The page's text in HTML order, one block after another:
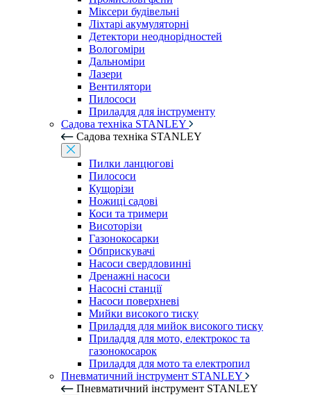
Міксери будівельні
Ліхтарі акумуляторні
Детектори неоднорідностей
Вологоміри
Дальноміри
Лазери
Вентилятори
Пилососи
Приладдя для інструменту
Садова техніка STANLEY
Садова техніка STANLEY
Пилки ланцюгові
Пилососи
Кущорізи
Ножиці садові
Коси та тримери
Висоторізи
Газонокосарки
Обприскувачі
Насоси свердловинні
Дренажні насоси
Насосні станції
Насоси поверхневі
Мийки високого тиску
Приладдя для мийок високого тиску
Приладдя для мото, електрокос та
газонокосарок
Приладдя для мото та електропил
Пневматичний інструмент STANLEY
Пневматичний інструмент STANLEY